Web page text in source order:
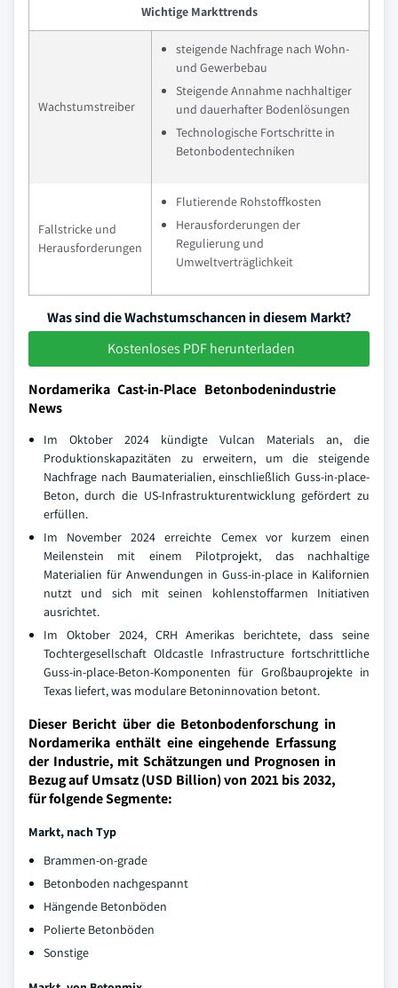
Wichtige Markttrends
Wachstumstreiber
steigende Nachfrage nach Wohn-
und Gewerbebau
Steigende Annahme nachhaltiger
und dauerhafter Bodenlösungen
Technologische Fortschritte in
Betonbodentechniken
Fallstricke und
Herausforderungen
Flutierende Rohstoffkosten
Herausforderungen der
Regulierung und
Umweltverträglichkeit
Was sind die Wachstumschancen in diesem Markt?
Kostenloses PDF herunterladen
Nordamerika Cast-in-Place Betonbodenindustrie
News
Im Oktober 2024 kündigte Vulcan Materials an, die
Produktionskapazitäten zu erweitern, um die steigende
Nachfrage nach Baumaterialien, einschließlich Guss-in-place-
Beton, durch die US-Infrastrukturentwicklung gefördert zu
erfüllen.
Im November 2024 erreichte Cemex vor kurzem einen
Meilenstein mit einem Pilotprojekt, das nachhaltige
Materialien für Anwendungen in Guss-in-place in Kalifornien
nutzt und sich mit seinen kohlenstoffarmen Initiativen
ausrichtet.
Im Oktober 2024, CRH Amerikas berichtete, dass seine
Tochtergesellschaft Oldcastle Infrastructure fortschrittliche
Guss-in-place-Beton-Komponenten für Großbauprojekte in
Texas liefert, was modulare Betoninnovation betont.
Dieser Bericht über die Betonbodenforschung in
Nordamerika enthält eine eingehende Erfassung
der Industrie, mit Schätzungen und Prognosen in
Bezug auf Umsatz (USD Billion) von 2021 bis 2032,
für folgende Segmente:
Markt, nach Typ
Brammen-on-grade
Betonboden nachgespannt
Hängende Betonböden
Polierte Betonböden
Sonstige